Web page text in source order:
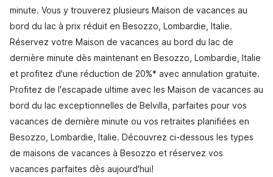
minute. Vous y trouverez plusieurs Maison de vacances au
bord du lac à prix réduit en Besozzo, Lombardie, Italie.
Réservez votre Maison de vacances au bord du lac de
dernière minute dès maintenant en Besozzo, Lombardie, Italie
et profitez d'une réduction de 20%* avec annulation gratuite.
Profitez de l'escapade ultime avec les Maison de vacances au
bord du lac exceptionnelles de Belvilla, parfaites pour vos
vacances de dernière minute ou vos retraites planifiées en
Besozzo, Lombardie, Italie. Découvrez ci-dessous les types
de maisons de vacances à Besozzo et réservez vos
vacances parfaites dès aujourd'hui!